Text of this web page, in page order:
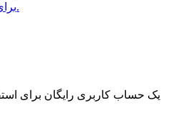
برای محصولات بیشتر کلیک کنید.
یک حساب کاربری رایگان برای